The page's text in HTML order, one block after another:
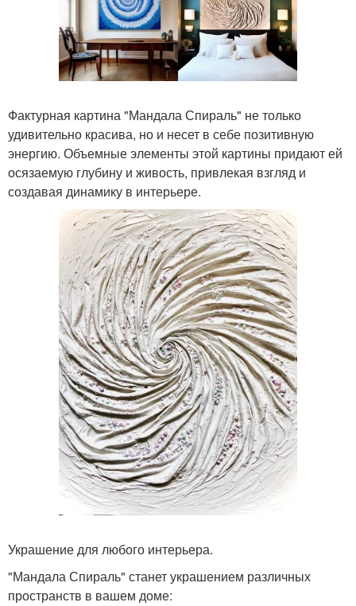
Фактурная картина "Мандала Спираль" не только
удивительно красива, но и несет в себе позитивную
энергию. Объемные элементы этой картины придают ей
осязаемую глубину и живость, привлекая взгляд и
создавая динамику в интерьере.
Украшение для любого интерьера.
"Мандала Спираль" станет украшением различных
пространств в вашем доме: